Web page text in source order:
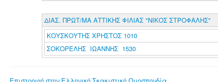
ΔΙΑΣ. ΠΡΩΤ/ΜΑ ΑΤΤΙΚΗΣ ΦΙΛΙΑΣ "ΝΙΚΟΣ ΣΤΡΟΦΑΛΗΣ"
ΚΟΥΣΚΟΥΤΗΣ ΧΡΗΣΤΟΣ 1010
ΣΟΚΟΡΕΛΗΣ ΙΩΑΝΝΗΣ 1530